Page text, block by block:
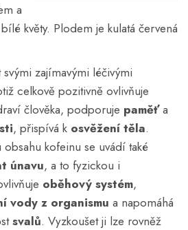
a
květy. Plodem je kulatá červená
zajímavými léčivými
celkově pozitivně ovlivňuje
člověka, podporuje paměťa
, přispívá k osvěžení těla.
kofeinu se uvádí také
únavu, a to fyzickou i
oběhový systém,
vody z organismu a napomáhá
svalů. Vyzkoušet ji lze rovněž